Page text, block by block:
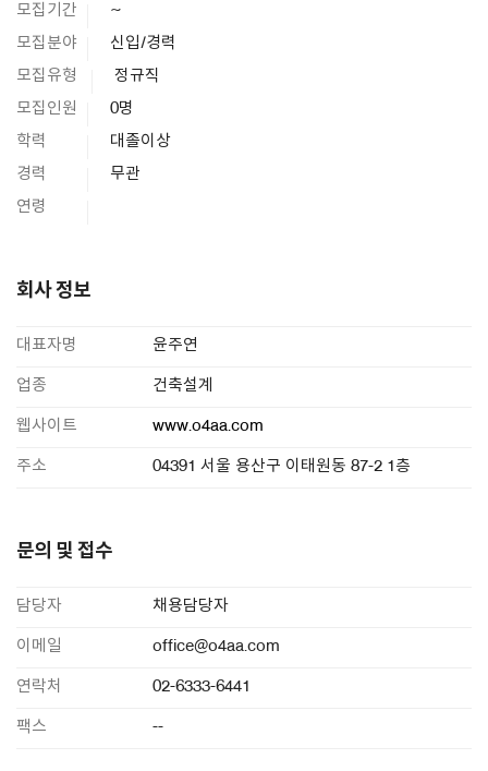
모집기간 ~
모집분야 신입/경력
모집유형 정규직
모집인원 0명
학력 대졸이상
경력 무관
연령
회사 정보
대표자명 윤주연
업종 건축설계
웹사이트 www.o4aa.com
주소 04391 서울 용산구 이태원동 87-2 1층
문의 및 접수
담당자 채용담당자
이메일 office@o4aa.com
연락처 02-6333-6441
팩스 --